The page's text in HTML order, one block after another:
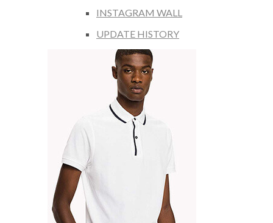
INSTAGRAM WALL
UPDATE HISTORY